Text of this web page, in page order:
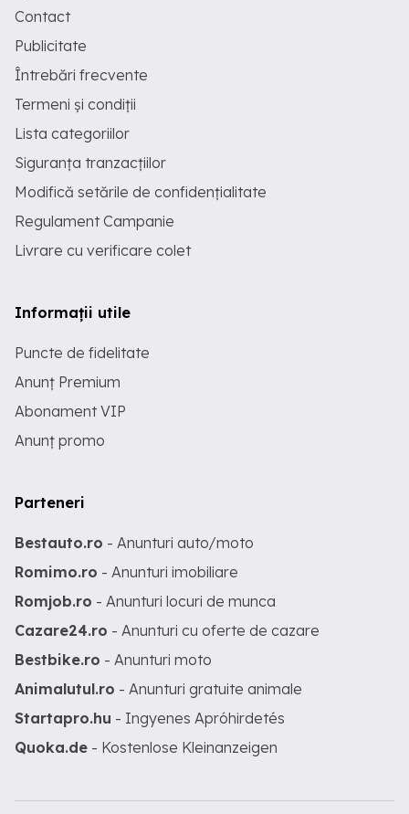
Contact
Publicitate
Întrebări frecvente
Termeni și condiții
Lista categoriilor
Siguranța tranzacțiilor
Modifică setările de confidențialitate
Regulament Campanie
Livrare cu verificare colet
Informații utile
Puncte de fidelitate
Anunț Premium
Abonament VIP
Anunț promo
Parteneri
Bestauto.ro - Anunturi auto/moto
Romimo.ro - Anunturi imobiliare
Romjob.ro - Anunturi locuri de munca
Cazare24.ro - Anunturi cu oferte de cazare
Bestbike.ro - Anunturi moto
Animalutul.ro - Anunturi gratuite animale
Startapro.hu - Ingyenes Apróhirdetés
Quoka.de - Kostenlose Kleinanzeigen